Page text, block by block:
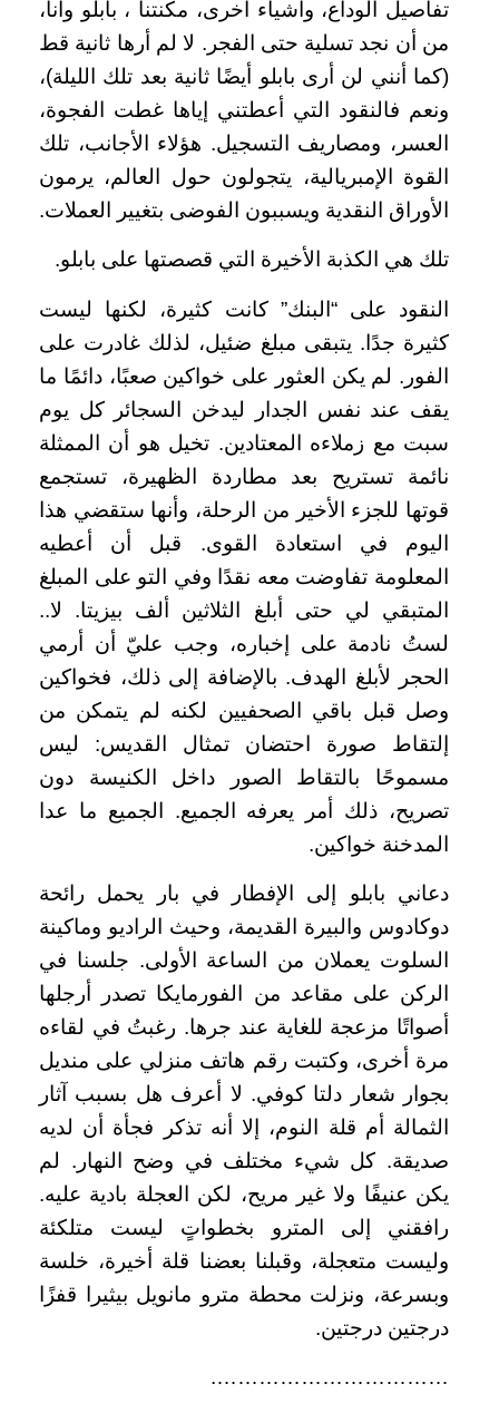
تفاصيل الوداع، وأشياء أخرى، مكنتنا ، بابلو وأنا،
من أن نجد تسلية حتى الفجر. لا لم أرها ثانية قط
(كما أنني لن أرى بابلو أيضًا ثانية بعد تلك الليلة)،
ونعم فالنقود التي أعطتني إياها غطت الفجوة،
العسر، ومصاريف التسجيل. هؤلاء الأجانب، تلك
القوة الإمبريالية، يتجولون حول العالم، يرمون
الأوراق النقدية ويسببون الفوضى بتغيير العملات.
تلك هي الكذبة الأخيرة التي قصصتها على بابلو.
النقود على “البنك” كانت كثيرة، لكنها ليست
كثيرة جدًا. يتبقى مبلغ ضئيل، لذلك غادرت على
الفور. لم يكن العثور على خواكين صعبًا، دائمًا ما
يقف عند نفس الجدار ليدخن السجائر كل يوم
سبت مع زملاءه المعتادين. تخيل هو أن الممثلة
نائمة تستريح بعد مطاردة الظهيرة، تستجمع
قوتها للجزء الأخير من الرحلة، وأنها ستقضي هذا
اليوم في استعادة القوى. قبل أن أعطيه
المعلومة تفاوضت معه نقدًا وفي التو على المبلغ
المتبقي لي حتى أبلغ الثلاثين ألف بيزيتا. لا..
لستُ نادمة على إخباره، وجب عليّ أن أرمي
الحجر لأبلغ الهدف. بالإضافة إلى ذلك، فخواكين
وصل قبل باقي الصحفيين لكنه لم يتمكن من
إلتقاط صورة احتضان تمثال القديس: ليس
مسموحًا بالتقاط الصور داخل الكنيسة دون
تصريح، ذلك أمر يعرفه الجميع. الجميع ما عدا
المدخنة خواكين.
دعاني بابلو إلى الإفطار في بار يحمل رائحة
دوكادوس والبيرة القديمة، وحيث الراديو وماكينة
السلوت يعملان من الساعة الأولى. جلسنا في
الركن على مقاعد من الفورمايكا تصدر أرجلها
أصواتًا مزعجة للغاية عند جرها. رغبتُ في لقاءه
مرة أخرى، وكتبت رقم هاتف منزلي على منديل
بجوار شعار دلتا كوفي. لا أعرف هل بسبب آثار
الثمالة أم قلة النوم، إلا أنه تذكر فجأة أن لديه
صديقة. كل شيء مختلف في وضح النهار. لم
يكن عنيفًا ولا غير مريح، لكن العجلة بادية عليه.
رافقني إلى المترو بخطواتٍ ليست متلكئة
وليست متعجلة، وقبلنا بعضنا قلة أخيرة، خلسة
وبسرعة، ونزلت محطة مترو مانويل بيثيرا قفزًا
درجتين درجتين.
…………………………….